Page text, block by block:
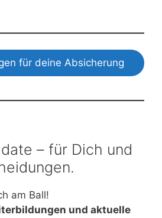
für deine Absicherung
– für Dich und
am Ball!
und aktuelle